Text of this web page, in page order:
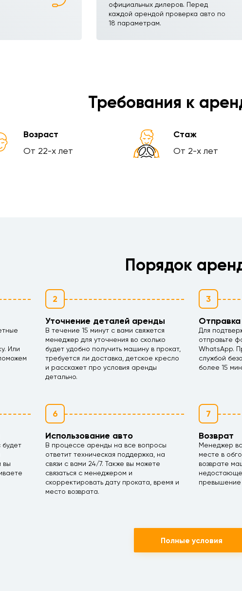
официальных дилеров. Перед
каждой арендой проверка авто по
18 параметрам.
Требования к
Возраст
От 22-х лет
Стаж
От 2-х лет
Порядок
Или
2
Уточнение деталей аренды
В течение 15 минут с вами свяжется
менеджер для уточнения во сколько
будет удобно получить машину в прокат,
требуется ли доставка, детское кресло
и расскажет про условия аренды
детально.
3
Для
отправьте
WhatsApp.
службой
более 15
будет
вы
6
Использование авто
В процессе аренды на все вопросы
ответит техническая поддержка, на
связи с вами 24/7. Также вы можете
связаться с менеджером и
скорректировать дату проката, время и
место возврата.
7
Возврат
Менеджер
месте в
возврате
превышение
Полные условия